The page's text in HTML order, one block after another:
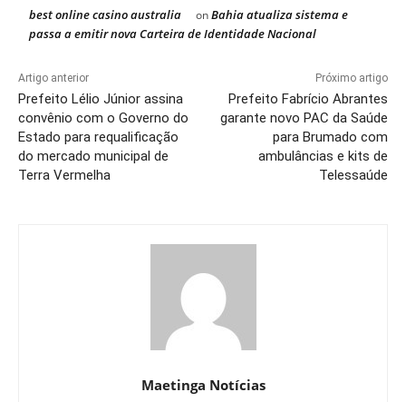
best online casino australia onBahia atualiza sistema e
passa a emitir nova Carteira de Identidade Nacional
Artigo anterior
Prefeito Lélio Júnior assina
convênio com o Governo do
Estado para requalificação
do mercado municipal de
Terra Vermelha
Próximo artigo
Prefeito Fabrício Abrantes
garante novo PAC da Saúde
para Brumado com
ambulâncias e kits de
Telessaúde
Maetinga Notícias